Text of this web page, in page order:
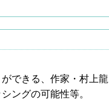
できる、作家・村上龍
ングの可能性等。